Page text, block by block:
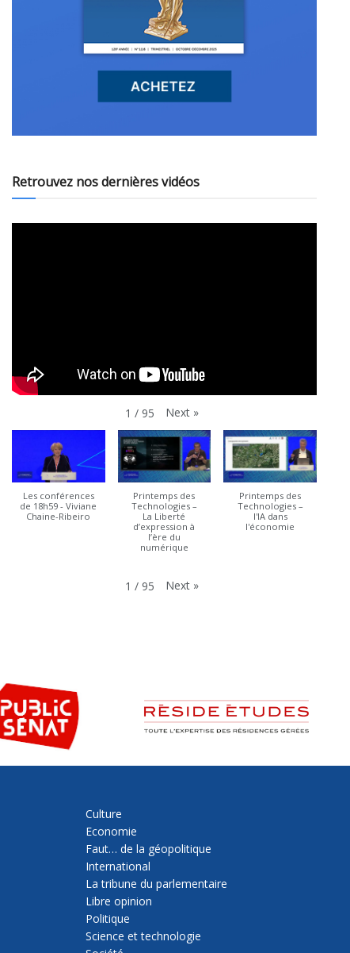
Retrouvez nos dernières vidéos
1 / 95 Next »
Les conférences
de 18h59 - Viviane
Chaine-Ribeiro
Printemps des
Technologies –
La Liberté
d’expression à
l’ère du
numérique
Printemps des
Technologies –
l'IA dans
l'économie
1 / 95 Next »
Culture
Economie
Faut… de la géopolitique
International
La tribune du parlementaire
Libre opinion
Politique
Science et technologie